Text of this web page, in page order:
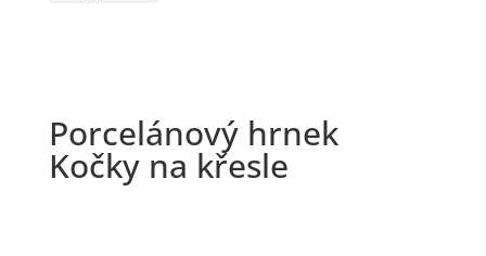
Porcelánový hrnek
Kočky na křesle